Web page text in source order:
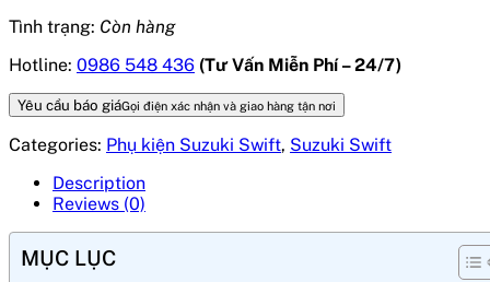
Tình trạng: Còn hàng
Hotline: 0986 548 436 (Tư Vấn Miễn Phí – 24/7)
Yêu cầu báo giáGọi điện xác nhận và giao hàng tận nơi
Categories: Phụ kiện Suzuki Swift, Suzuki Swift
Description
Reviews (0)
MỤC LỤC